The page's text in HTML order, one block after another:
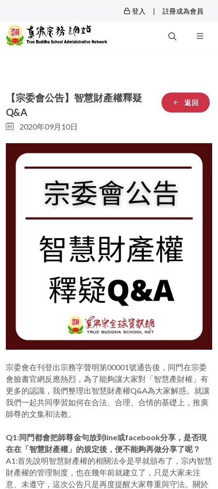
登入 | 註冊成為會員
返回
【宗委會公告】智慧財產權釋疑
Q&A
2020年09月10日
宗委會在刊登出宗務字聲明第00001號通告後，同門在宗委
會臉書官網反應熱烈，為了能夠讓大家對「智慧產財權」有
更多的認識，我們整理出智慧財產權Q&A為大家解惑。就讓
我們一起共同學習如何在合法、合理、合情的基礎上，推廣
師尊的文集和法教。
Q1:同門都會把師尊金句放到line或facebook分享，是否現
在在「智慧財產權」的規定後，便不能夠再做分享了呢？
A1:首先說明智慧財產權的相關法令是早就頒布了，宗內智慧
財產權的管理制度，也在幾年前就建立了，只是大家未注
意、未遵守，這次公告只是再度提醒大家尊重與守法。關於